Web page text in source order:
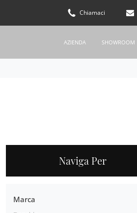
Chiamaci
AZIENDA SHOWROOM
Naviga Per
Marca